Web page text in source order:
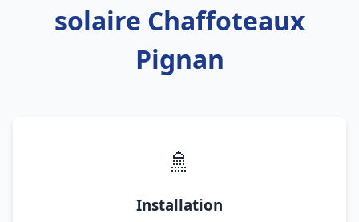
solaire Chaffoteaux
Pignan
🚿
Installation